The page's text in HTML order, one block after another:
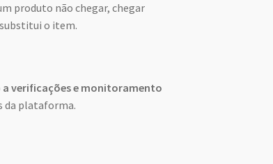
produto não chegar, chegar
o item.
a verificações e monitoramento
da plataforma.